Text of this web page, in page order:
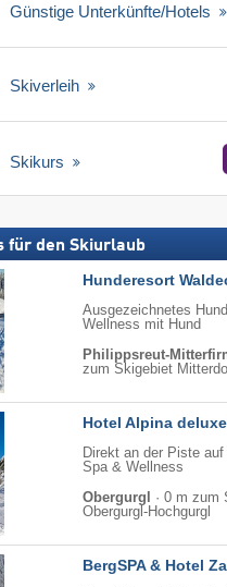
Günstige Unterkünfte/Hotels
Skiverleih
Skikurs
für den Skiurlaub
Hunderesort
Ausgezeichnetes
Wellness mit Hund
Philippsreut-
zum Skigebiet
Hotel Alpina deluxe
Direkt an der Piste auf
Spa & Wellness
Obergurgl
· 0 m zum
Obergurgl-Hochgurgl
BergSPA & Hotel